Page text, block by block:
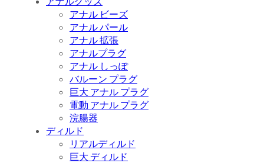
アナル ビーズ
アナル パール
アナル 拡張
アナルプラグ
アナル しっぽ
バルーン プラグ
巨大 アナル プラグ
電動 アナル プラグ
浣腸器
ディルド
リアルディルド
巨大 ディルド